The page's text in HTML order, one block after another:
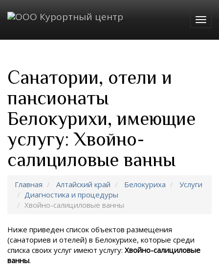
Санатории, отели и
пансионаты
Белокурихи, имеющие
услугу: Хвойно-
салициловые ванны
Главная Алтайский край Белокуриха
Услуги
Диагностика и процедуры
Хвойно-салициловые ванны
Ниже приведен список объектов размещения
(санаториев и отелей) в Белокурихе, которые среди
списка своих услуг имеют услугу: Хвойно-салициловые
ванны.